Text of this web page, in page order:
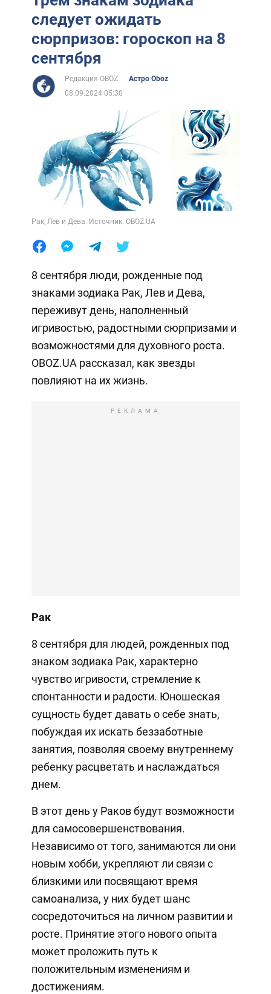
следует ожидать
сюрпризов: гороскоп на 8
сентября
Редакция OBOZ
Астро Oboz
08.09.2024 05:30
Рак, Лев и Дева. Источник: OBOZ.UA
8 сентября люди, рожденные под
знаками зодиака Рак, Лев и Дева,
переживут день, наполненный
игривостью, радостными сюрпризами и
возможностями для духовного роста.
OBOZ.UA рассказал, как звезды
повлияют на их жизнь.
РЕКЛАМА
Рак
8 сентября для людей, рожденных под
знаком зодиака Рак, характерно
чувство игривости, стремление к
спонтанности и радости. Юношеская
сущность будет давать о себе знать,
побуждая их искать беззаботные
занятия, позволяя своему внутреннему
ребенку расцветать и наслаждаться
днем.
В этот день у Раков будут возможности
для самосовершенствования.
Независимо от того, занимаются ли они
новым хобби, укрепляют ли связи с
близкими или посвящают время
самоанализа, у них будет шанс
сосредоточиться на личном развитии и
росте. Принятие этого нового опыта
может проложить путь к
положительным изменениям и
достижениям.